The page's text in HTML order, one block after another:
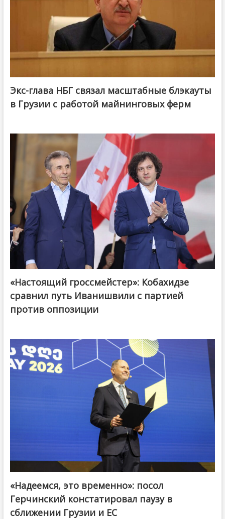
Экс-глава НБГ связал масштабные блэкауты
в Грузии с работой майнинговых ферм
@ქართული ოცნება / Georgian Dream
«Настоящий гроссмейстер»: Кобахидзе
сравнил путь Иванишвили с партией
против оппозиции
«Надеемся, это временно»: посол
Герчинский констатировал паузу в
сближении Грузии и ЕС